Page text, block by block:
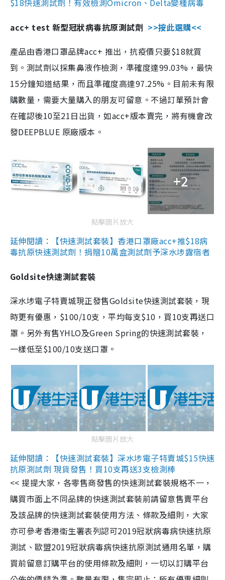
$18快速測試劑！有效檢測Omicron、Delta變種病毒
acc+ test 新型冠狀病毒抗原測試劑 >>按此選購<<
產品由香港口罩品牌acc+ 推出，抗疫價只要$18就買
到。測試劑以採集鼻液作檢測，準確度達99.03%，最快
15分鐘知道結果，而且準確度高達97.25%。目前未有限
購數量，需要大量購入的朋友可留意。不過訂單預計會
在確認後10至21日出貨，如acc+版本賣完，將有機會改
發DEEPBLUE 原廠版本。
+2
點擊圖片放大
延伸閱讀：【快速測試套裝】香港口罩廠acc+推$18病
毒抗原快速測試劑！捐贈10萬盒測試劑予深水埗露宿者
Goldsite快速測試套裝
深水埗電子特賣城現正發售Goldsite快速測試套裝，現
時更有優惠，$100/10支，平均每支$10，買10支再送口
罩。另外有售YHLO及Green Spring的快速測試套裝，
一樣低至$100/10支送口罩。
點擊圖片放大
延伸閱讀：【快速測試套裝】深水埗電子特賣城$15快速
抗原測試劑 現貨發售！買10支再送3支檢測棒
<< 提提大家，各零售商發售的快速測試套裝規格不一，
購買市面上不同品牌的快速測試套裝前請留意售賣平台
及該品牌的快速測試套裝使用方法、條款及細則，大家
亦可參考香港衞生署表列認可2019冠狀病毒病快速抗原
測試、歐盟2019冠狀病毒病快速抗原測試通用名單，購
買前留意訂購平台的使用條款及細則，一切以訂購平台